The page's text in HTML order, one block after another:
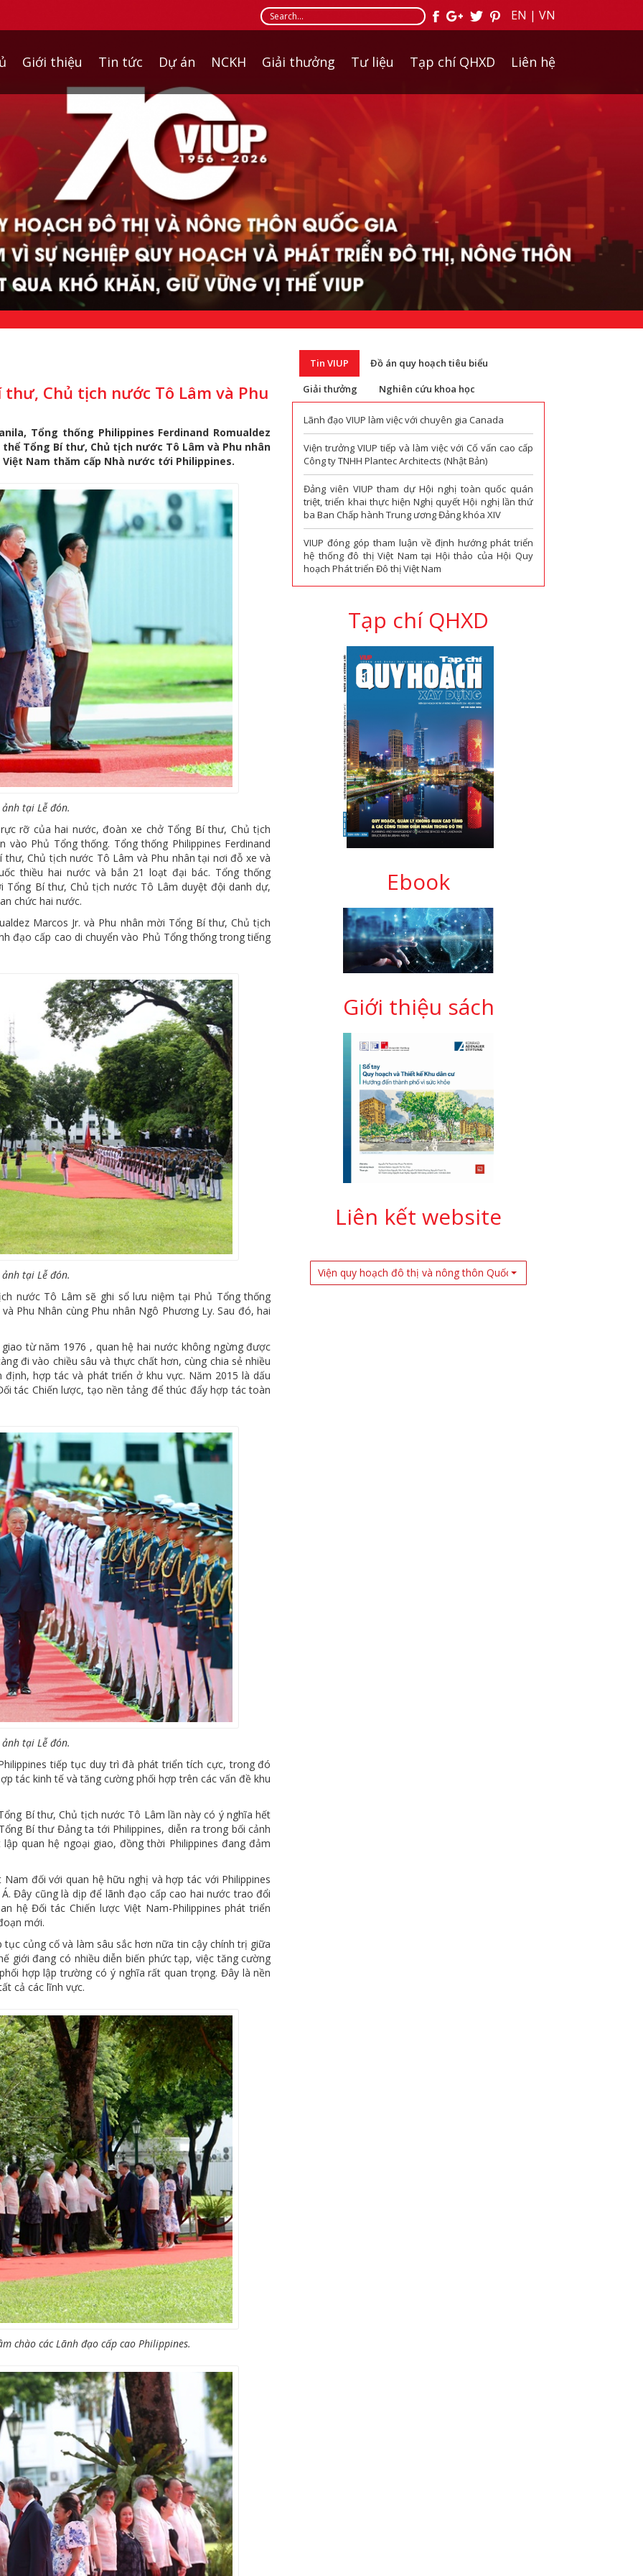
EN | VN
Giới thiệu Tin tức Dự án NCKH Giải thưởng Tư liệu Tạp chí QHXD Liên hệ
Chủ tịch nước Tô Lâm và Phu
Tổng thống Philippines Ferdinand Romualdez
Tổng Bí thư, Chủ tịch nước Tô Lâm và Phu nhân
Nam thăm cấp Nhà nước tới Philippines.
tại Lễ đón.
rỡ của hai nước, đoàn xe chở Tổng Bí thư, Chủ tịch
Phủ Tổng thống. Tổng thống Philippines Ferdinand
thư, Chủ tịch nước Tô Lâm và Phu nhân tại nơi đỗ xe và
thiều hai nước và bắn 21 loạt đại bác. Tổng thống
Tổng Bí thư, Chủ tịch nước Tô Lâm duyệt đội danh dự,
chức hai nước.
Marcos Jr. và Phu nhân mời Tổng Bí thư, Chủ tịch
đạo cấp cao di chuyển vào Phủ Tổng thống trong tiếng
tại Lễ đón.
nước Tô Lâm sẽ ghi sổ lưu niệm tại Phủ Tổng thống
Phu Nhân cùng Phu nhân Ngô Phương Ly. Sau đó, hai
từ năm 1976 , quan hệ hai nước không ngừng được
đi vào chiều sâu và thực chất hơn, cùng chia sẻ nhiều
hợp tác và phát triển ở khu vực. Năm 2015 là dấu
tác Chiến lược, tạo nền tảng để thúc đẩy hợp tác toàn
tại Lễ đón.
tiếp tục duy trì đà phát triển tích cực, trong đó
tác kinh tế và tăng cường phối hợp trên các vấn đề khu
Bí thư, Chủ tịch nước Tô Lâm lần này có ý nghĩa hết
Bí thư Đảng ta tới Philippines, diễn ra trong bối cảnh
quan hệ ngoại giao, đồng thời Philippines đang đảm
đối với quan hệ hữu nghị và hợp tác với Philippines
Đây cũng là dịp để lãnh đạo cấp cao hai nước trao đổi
hệ Đối tác Chiến lược Việt Nam-Philippines phát triển
mới.
củng cố và làm sâu sắc hơn nữa tin cậy chính trị giữa
giới đang có nhiều diễn biến phức tạp, việc tăng cường
hợp lập trường có ý nghĩa rất quan trọng. Đây là nền
cả các lĩnh vực.
chào các Lãnh đạo cấp cao Philippines.
Tin VIUP
Đồ án quy hoạch tiêu biểu
Giải thưởng
Nghiên cứu khoa học
Lãnh đạo VIUP làm việc với chuyên gia Canada
Viện trưởng VIUP tiếp và làm việc với Cố vấn cao cấp
Công ty TNHH Plantec Architects (Nhật Bản)
Đảng viên VIUP tham dự Hội nghị toàn quốc quán
triệt, triển khai thực hiện Nghị quyết Hội nghị lần thứ
ba Ban Chấp hành Trung ương Đảng khóa XIV
VIUP đóng góp tham luận về định hướng phát triển
hệ thống đô thị Việt Nam tại Hội thảo của Hội Quy
hoạch Phát triển Đô thị Việt Nam
Tạp chí QHXD
Ebook
Giới thiệu sách
Liên kết website
Viện quy hoạch đô thị và nông thôn Quốc Gia